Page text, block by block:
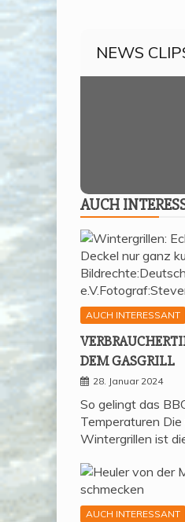
NEWS
AUCH
AUCH INTERESSANT
DEM GASGRILL
28. Januar 2024
So gelingt das
Temperaturen
Wintergrillen ist
AUCH INTERESSANT